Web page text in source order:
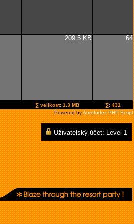
209.5 KB 64
∑ velikost: 1.3 MB
∑: 431
Powered byAutoIndex PHP Script
Uživatelský účet: Level 1